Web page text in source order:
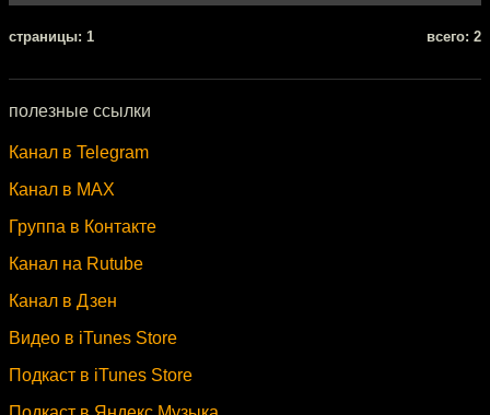
cтраницы: 1 всего: 2
полезные ссылки
Канал в Telegram
Канал в MAX
Группа в Контакте
Канал на Rutube
Канал в Дзен
Видео в iTunes Store
Подкаст в iTunes Store